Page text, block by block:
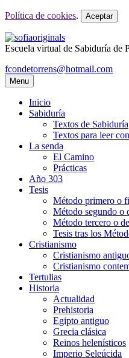
Política de cookies. Aceptar
Escuela virtual de Sabiduría de
fcondetorrens@hotmail.com
Menu
Inicio
Sabiduría
Textos de Sabiduría
Textos para leer
La senda
El Camino
Prácticas
Año 303
Tesis
Método primero o
Método segundo o
Método tercero o
Tesis tras los
Cristianismo
Cristianismo
Cristianismo
Tertulias
Historia
Actualidad
Prehistoria
Egipto antiguo
Grecia clásica
Reinos helenísticos
Imperio Seleúcida